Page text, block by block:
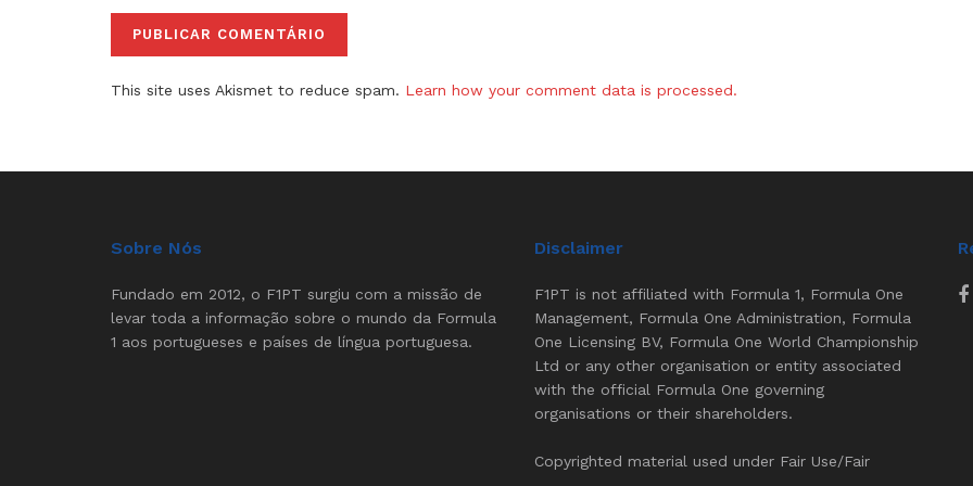
This site uses Akismet to reduce spam. Learn how your comment data is processed.
Sobre Nós
Fundado em 2012, o F1PT surgiu com a missão de
levar toda a informação sobre o mundo da Formula
1 aos portugueses e países de língua portuguesa.
Disclaimer
F1PT is not affiliated with Formula 1, Formula One
Management, Formula One Administration, Formula
One Licensing BV, Formula One World Championship
Ltd or any other organisation or entity associated
with the official Formula One governing
organisations or their shareholders.
Copyrighted material used under Fair Use/Fair